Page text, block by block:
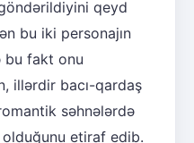
qeyd
bu iki personajın
bu fakt onu
illərdir bacı-qardaş
səhnələrdə
etiraf edib.